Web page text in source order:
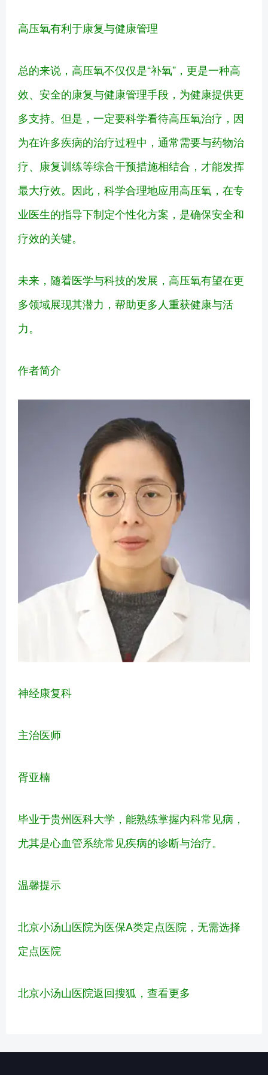
高压氧有利于康复与健康管理
总的来说，高压氧不仅仅是“补氧”，更是一种高
效、安全的康复与健康管理手段，为健康提供更
多支持。但是，一定要科学看待高压氧治疗，因
为在许多疾病的治疗过程中，通常需要与药物治
疗、康复训练等综合干预措施相结合，才能发挥
最大疗效。因此，科学合理地应用高压氧，在专
业医生的指导下制定个性化方案，是确保安全和
疗效的关键。
未来，随着医学与科技的发展，高压氧有望在更
多领域展现其潜力，帮助更多人重获健康与活
力。
作者简介
神经康复科
主治医师
胥亚楠
毕业于贵州医科大学，能熟练掌握内科常见病，
尤其是心血管系统常见疾病的诊断与治疗。
温馨提示
北京小汤山医院为医保A类定点医院，无需选择
定点医院
北京小汤山医院返回搜狐，查看更多